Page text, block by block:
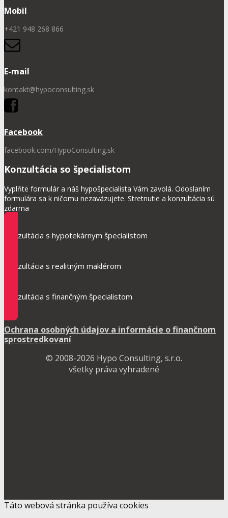
Mobil
+421 948 268 866
E-mail
kontakt@hypoconsulting.sk
Facebook
facebook.com/HypoConsulting.sk
Konzultácia so špecialistom
Vyplňte formulár a náš hypošpecialista Vám zavolá. Odoslaním
formulára sa k ničomu nezaväzujete. Stretnutie a konzultácia sú
zdarma
Konzultácia s hypotekárnym špecialistom
Konzultácia s realitným maklérom
Konzultácia s finančným špecialistom
Ochrana osobných údajov a informácie o finančnom
sprostredkovaní
© 2008-2026 Hypo Consulting, s.r.o.
všetky práva vyhradené
Táto webová stránka používa cookies